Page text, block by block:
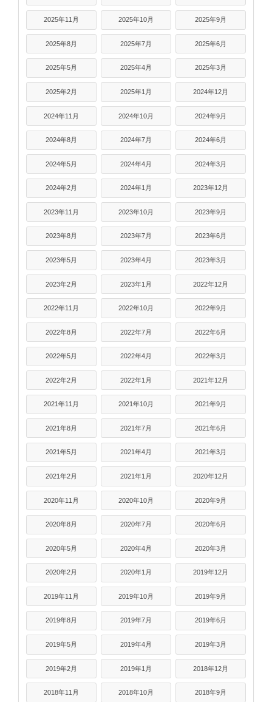
2025年11月 2025年10月 2025年9月
2025年8月 2025年7月 2025年6月
2025年5月 2025年4月 2025年3月
2025年2月 2025年1月 2024年12月
2024年11月 2024年10月 2024年9月
2024年8月 2024年7月 2024年6月
2024年5月 2024年4月 2024年3月
2024年2月 2024年1月 2023年12月
2023年11月 2023年10月 2023年9月
2023年8月 2023年7月 2023年6月
2023年5月 2023年4月 2023年3月
2023年2月 2023年1月 2022年12月
2022年11月 2022年10月 2022年9月
2022年8月 2022年7月 2022年6月
2022年5月 2022年4月 2022年3月
2022年2月 2022年1月 2021年12月
2021年11月 2021年10月 2021年9月
2021年8月 2021年7月 2021年6月
2021年5月 2021年4月 2021年3月
2021年2月 2021年1月 2020年12月
2020年11月 2020年10月 2020年9月
2020年8月 2020年7月 2020年6月
2020年5月 2020年4月 2020年3月
2020年2月 2020年1月 2019年12月
2019年11月 2019年10月 2019年9月
2019年8月 2019年7月 2019年6月
2019年5月 2019年4月 2019年3月
2019年2月 2019年1月 2018年12月
2018年11月 2018年10月 2018年9月